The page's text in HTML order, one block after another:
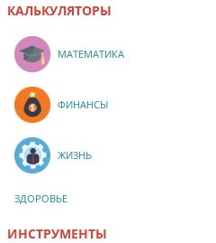
КАЛЬКУЛЯТОРЫ
МАТЕМАТИКА
ФИНАНСЫ
ЖИЗНЬ
ЗДОРОВЬЕ
ИНСТРУМЕНТЫ